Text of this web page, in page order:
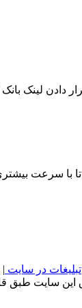
تبلیغات در سایت |